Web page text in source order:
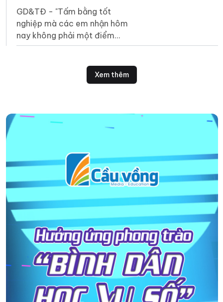
chính quy khóa 64 Chương
trình Tiên tiến, Chất lượng
cao, POHE và Phân tích kinh
doanh
GD&TĐ - "Tấm bằng tốt
nghiệp mà các em nhận hôm
nay không phải một điểm
dừng mà là tấm vé để các
Xem thêm